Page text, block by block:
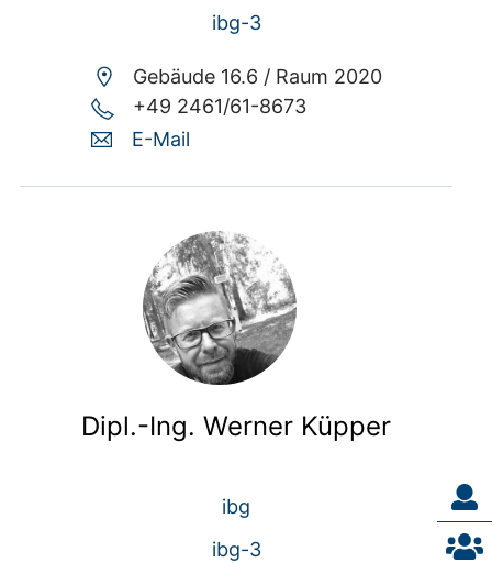
ibg-3
Gebäude 16.6 / Raum 2020
+49 2461/61-8673
E-Mail
Dipl.-Ing. Werner Küpper
ibg
ibg-3